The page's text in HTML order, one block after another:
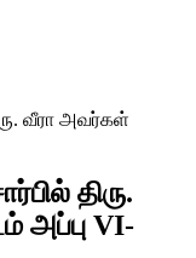
வீரா அவர்கள்
திரு.
அப்பு VI-